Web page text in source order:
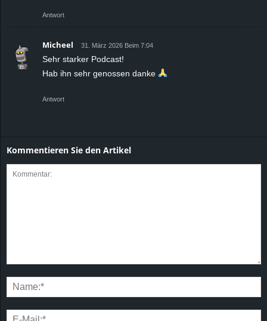
Antwort
Micheel 31. März 2026 Beim 7:04
Sehr starker Podcast!
Hab ihn sehr genossen danke
Antwort
Kommentieren Sie den Artikel